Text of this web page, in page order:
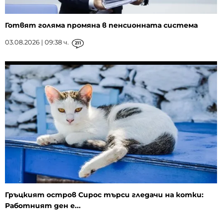
Готвят голяма промяна в пенсионната система
03.08.2026 | 09:38 ч. 211
Гръцкият остров Сирос търси гледачи на котки:
Работният ден е...